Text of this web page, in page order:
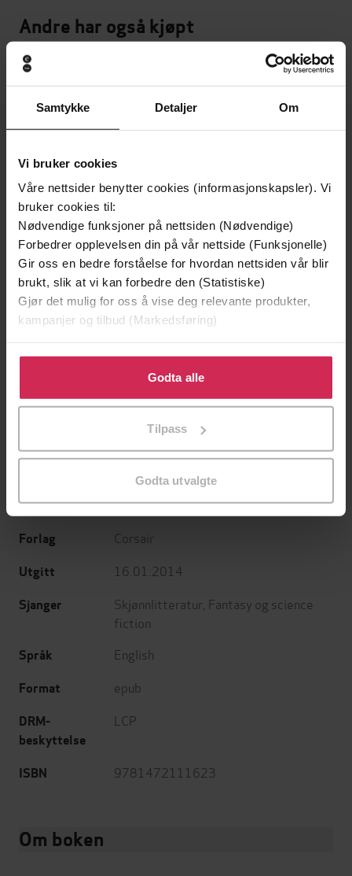
Samtykke Detaljer Om
Vi bruker cookies
Våre nettsider benytter cookies (informasjonskapsler). Vi
bruker cookies til:
Nødvendige funksjoner på nettsiden (Nødvendige)
Forbedrer opplevelsen din på vår nettside (Funksjonelle)
Gir oss en bedre forståelse for hvordan nettsiden vår blir
brukt, slik at vi kan forbedre den (Statistiske)
Gjør det mulig for oss å vise deg relevante produkter,
kampanjer og tilbud (Markedsføring)
Klikk på «Godta alle» for å gi oss ditt samtykke til å
bruke cookies for alle disse formålene. Du kan også
tilpasse ditt samtykke til spesifikke formål ved å klikke
Godta alle
Tilpass
Godta utvalgte
Andre har også kjøpt
Vinner av Rivertonprisen
129,-
Minnesota
Premium
Første gang på tilbud
129,-
Undertittel
Re-Reading the Classics of Fantasy and
Forfattere Jo Walton(forfatter)
Forlag Corsair
Utgitt 16.01.2014
Sjanger Skjønnlitteratur Fantasy og science
fiction
Språk English
Format epub
DRM-
beskyttelse
LCP
ISBN 9781472111623
Om boken